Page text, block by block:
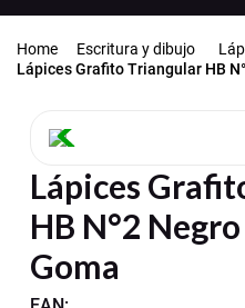
Escritura y dibujo
Lápices Grafito Triangular HB
Lápices
HB N°2
Goma
3. cuadernos
5.
6. estuche
. harry potter
8. carpetas
9.